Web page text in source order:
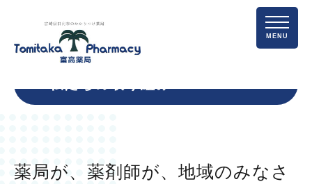
MENU
薬局が、薬剤師が、地域のみなさ